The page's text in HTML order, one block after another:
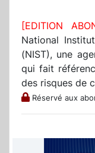
[EDITION
National
(NIST), une
qui fait
des risques de
Réservé aux